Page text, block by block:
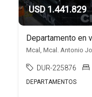
USD 1.441.829
DUR-225876
DEPARTAMENTOS